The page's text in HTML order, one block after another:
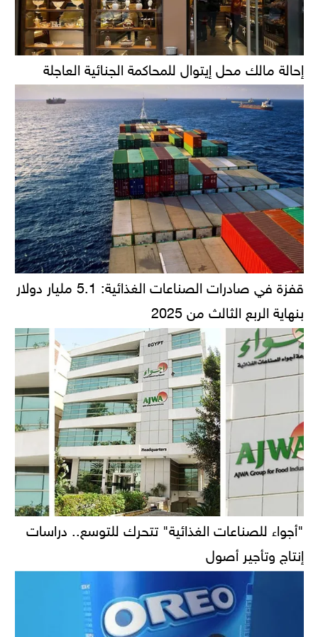
إحالة مالك محل إيتوال للمحاكمة الجنائية العاجلة
قفزة في صادرات الصناعات الغذائية: 5.1 مليار دولار
بنهاية الربع الثالث من 2025
"أجواء للصناعات الغذائية" تتحرك للتوسع.. دراسات
إنتاج وتأجير أصول